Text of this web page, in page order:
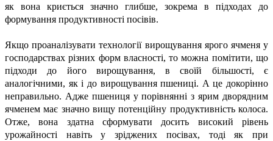
як вона криється значно глибше, зокрема в підходах до
формування продуктивності посівів.
Якщо проаналізувати технології вирощування ярого ячменя у
господарствах різних форм власності, то можна помітити, що
підходи до його вирощування, в своїй більшості, є
аналогічними, як і до вирощування пшениці. А це докорінно
неправильно. Адже пшениця у порівнянні з ярим дворядним
ячменем має значно вищу потенційну продуктивність колоса.
Отже, вона здатна сформувати досить високий рівень
урожайності навіть у зріджених посівах, тоді як при